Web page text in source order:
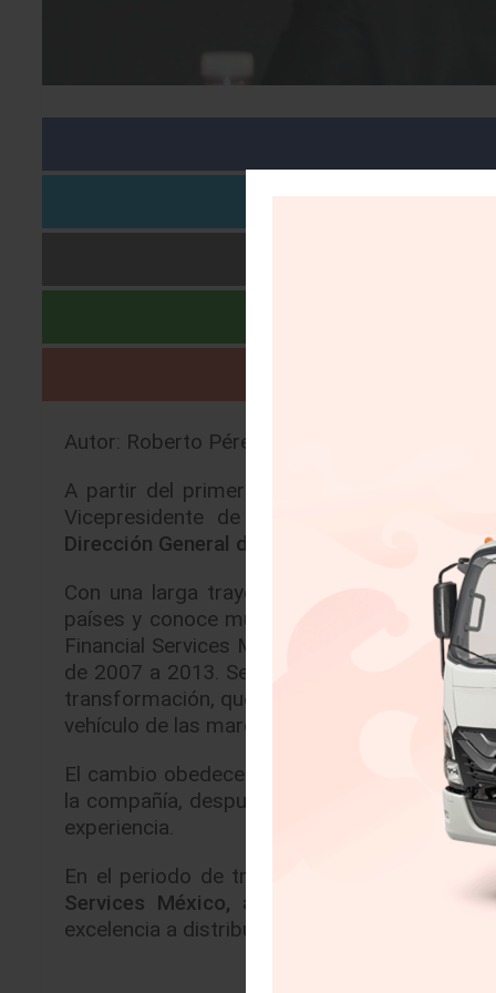
Autor: Roberto Pérez S. |
A partir del primero de diciembre próximo,
Vicepresidente de Operaciones de
Dirección General de Daimler Financial
Con una larga trayectoria en
Daimler, Gross
países y conoce muy bien el mercado local,
Financial Services México de 1992 a 1997
de 2007 a 2013. Se espera que en esta su
transformación, que la refrende en la
vehículo de las marcas de la compañía.
El cambio obedece a que el próximo 30 de
la compañía, después de 15 años de
experiencia.
En el periodo de transición, Miguel
Services México, asumirá las funciones
excelencia a distribuidores y clientes.